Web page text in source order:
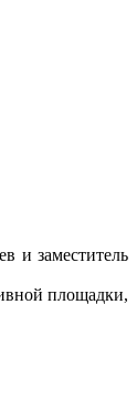
и заместитель
площадки,